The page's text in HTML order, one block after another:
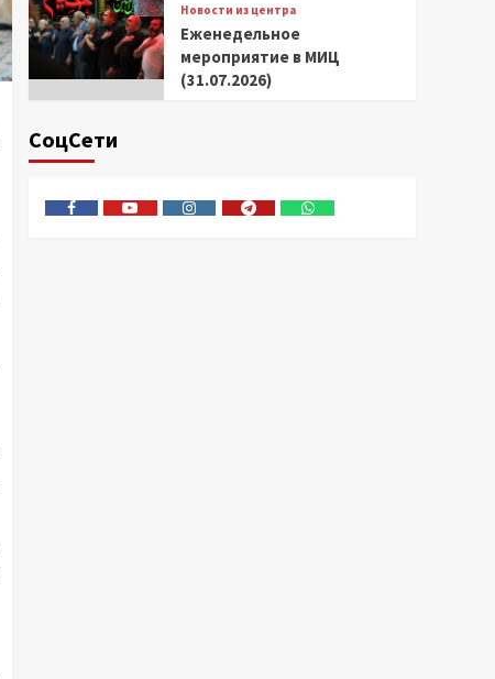
Новости из центра
Еженедельное
мероприятие в МИЦ
(31.07.2026)
СоцСети
FacebookYoutubeInstagramTelegramWhatsapp